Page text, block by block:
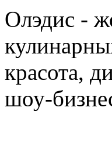
Олэдис -
красота,
шоу-